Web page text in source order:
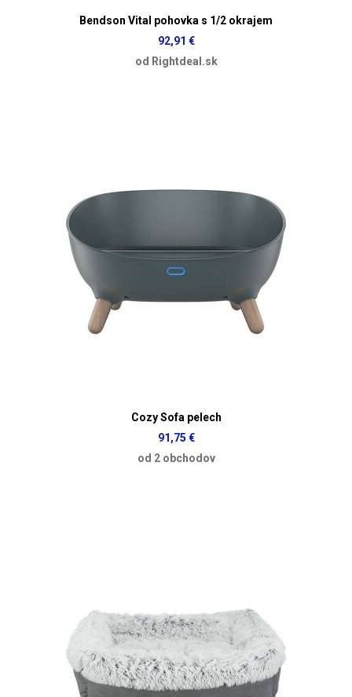
Bendson Vital pohovka s 1/2 okrajem
92,91 €
od Rightdeal.sk
Cozy Sofa pelech
91,75 €
od 2 obchodov